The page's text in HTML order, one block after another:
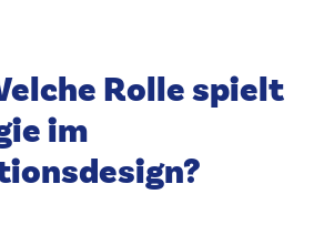
Rolle spielt
im